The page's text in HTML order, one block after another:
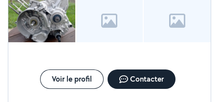
Voir le profil Contacter